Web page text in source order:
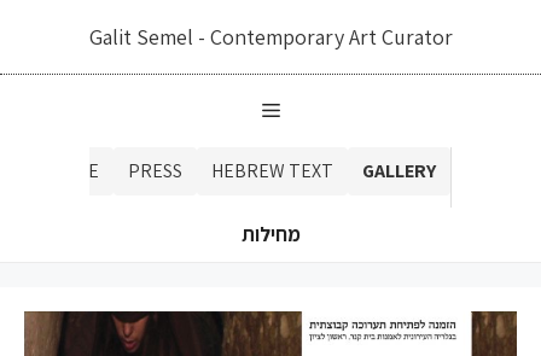
Galit Semel - Contemporary Art Curator
GALLERY
HEBREW TEXT
PRESS
CATALOGUE
מחילות